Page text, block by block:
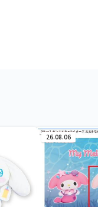
26.08.06